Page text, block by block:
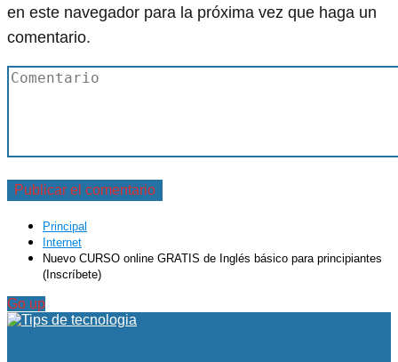
en este navegador para la próxima vez que haga un
comentario.
Principal
Internet
Nuevo CURSO online GRATIS de Inglés básico para principiantes
(Inscríbete)
Go up